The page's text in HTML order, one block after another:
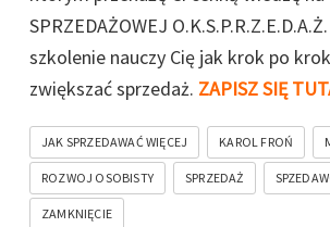
SPRZEDAŻOWEJ
szkolenie nauczy Cię jak krok po
zwiększać sprzedaż. ZAPISZ SIĘ
JAK SPRZEDAWAĆ WIĘCEJ KAROL FROŃ
ROZWOJ OSOBISTY SPRZEDAŻ
ZAMKNIĘCIE